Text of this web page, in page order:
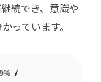
続でき、意識や
っています。